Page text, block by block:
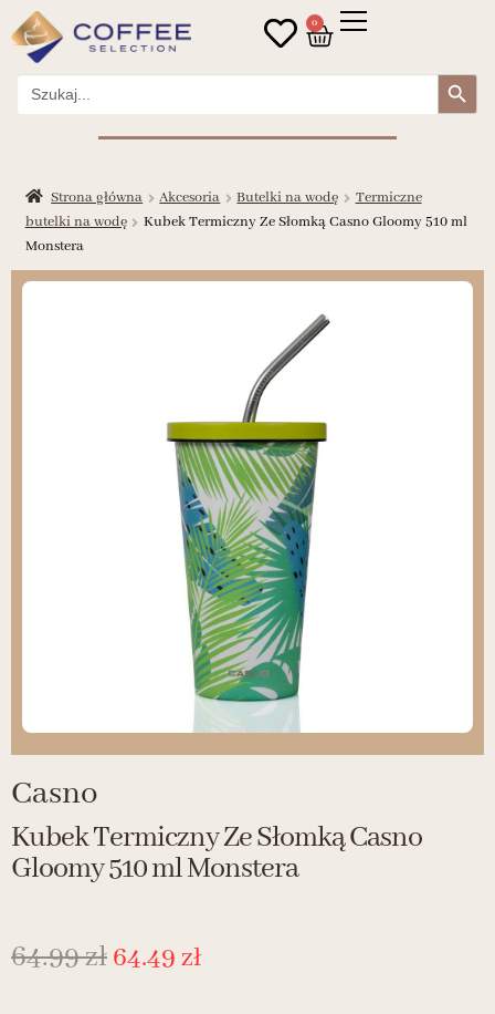
0
Search
for:
Search Button
Strona główna Akcesoria Butelki na wodę
Termiczne
butelki na wodę
Kubek Termiczny Ze Słomką Casno Gloomy 510 ml
Monstera
Casno
Kubek Termiczny Ze Słomką Casno
Gloomy 510 ml Monstera
64.99zł64.49zł